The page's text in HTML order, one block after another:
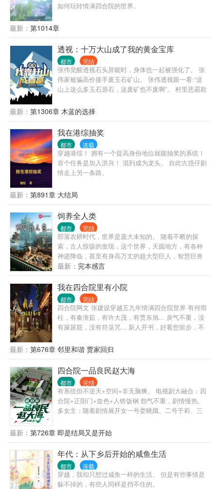
如何玩转情满四合院的世界。
最新： 第1014章
透视：十万大山成了我的黄金宝库
都市 完结
张伟觉醒透视石头异能时，身体也一起被强化了。 张
伟家被骗高价接手废玉石矿山。 张伟透视眼一看:“这
山上这么多玉石原石，这废矿也不废啊”。 村里恶霸欺
玉石、 寻太岁、 找金矿、 抓罪犯， 让绿茶前女友熟
人面前现形。 让坑害爷爷的骗子倾家荡产。 从一片废
弃矿山开始，张伟成长为一方首富。
最新： 第1306章 木蓝的选择
我在港综抽奖
都市 连载
穿越港综！ 拥有一个提高身份地位就能抽奖的系统！
首个任务是加入洪兴！ 混到成为龙头。 自此古惑仔剧
情走上另一条路。
最新： 第891章 大结局
饲养全人类
都市 完结
部落农耕时代，世界是庞大未知的。 随着不断的探
索，古人惊骇的发现，这个世界，天圆地方，有各种
神迹降临，甚至有身高万丈的超大型巨人，智慧巨兽
的身影神秘出现，踩踏山川、破碎大地。 数百年后，
在这样险恶的环境下，人们与巨兽搏斗，终于建立徇
烂的苏美尔文明。 这一日，智慧巨人忽然彻底降临，
踩踏整片山村河流，亡国灭种。 天地崩坏，城池倒
塌， 神祗降临，降罪众生？ “不好意思，你们只是生
活在我家大院果园的蚂蚁，地面到处都是，不小心路
过的时候，把你们踩死了而已。” 自家院子里的沙盘种
田流，放牧沙盘里的人族与各个世界。 书友群：
最新： 完本感言
我在四合院里有小院
都市 完结
四合院网文 张建设穿越五九年情满四合院世界 有何雨
柱，有秦淮茹，有许大茂，有贾东旭... 戾气不重，没
有屎尿屁，没有符箓咒... 新人开书，好看您留步，不
最新： 第676章 邻里和谐 贾家回归
四合院一品良民赵大海
都市 完结
有系统但不逆天+空间+非无脑爽。 电视剧大融合：四
合院+正阳门+血色+人铁饭钢 怨气不重，剧情慢热。
多女主：随着剧情展开女一号娄晓娥、二号于莉、三
到了六十年代，作为穿越者他没有改变历史进程的雄
心壮志，只是想通过自身的努力，让自己以后过上稍
微体面点的生活。
最新： 第726章 即是结局又是开始
年代：从下乡后开始的咸鱼生活
都市 连载
穿越，我却只想过咸鱼一样的生活。 但是有些事情是
躲不掉的，有些人同样是挡不住的。